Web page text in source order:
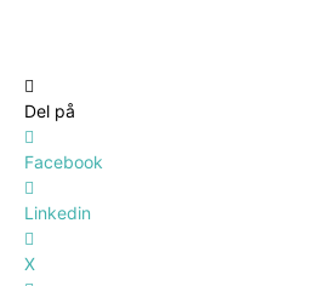
Del på
Facebook
Linkedin
X